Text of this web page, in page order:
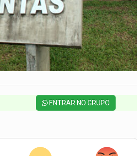
ENTRAR NO GRUPO